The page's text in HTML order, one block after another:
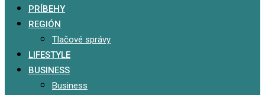
PRÍBEHY
REGIÓN
Tlačové správy
LIFESTYLE
BUSINESS
Business